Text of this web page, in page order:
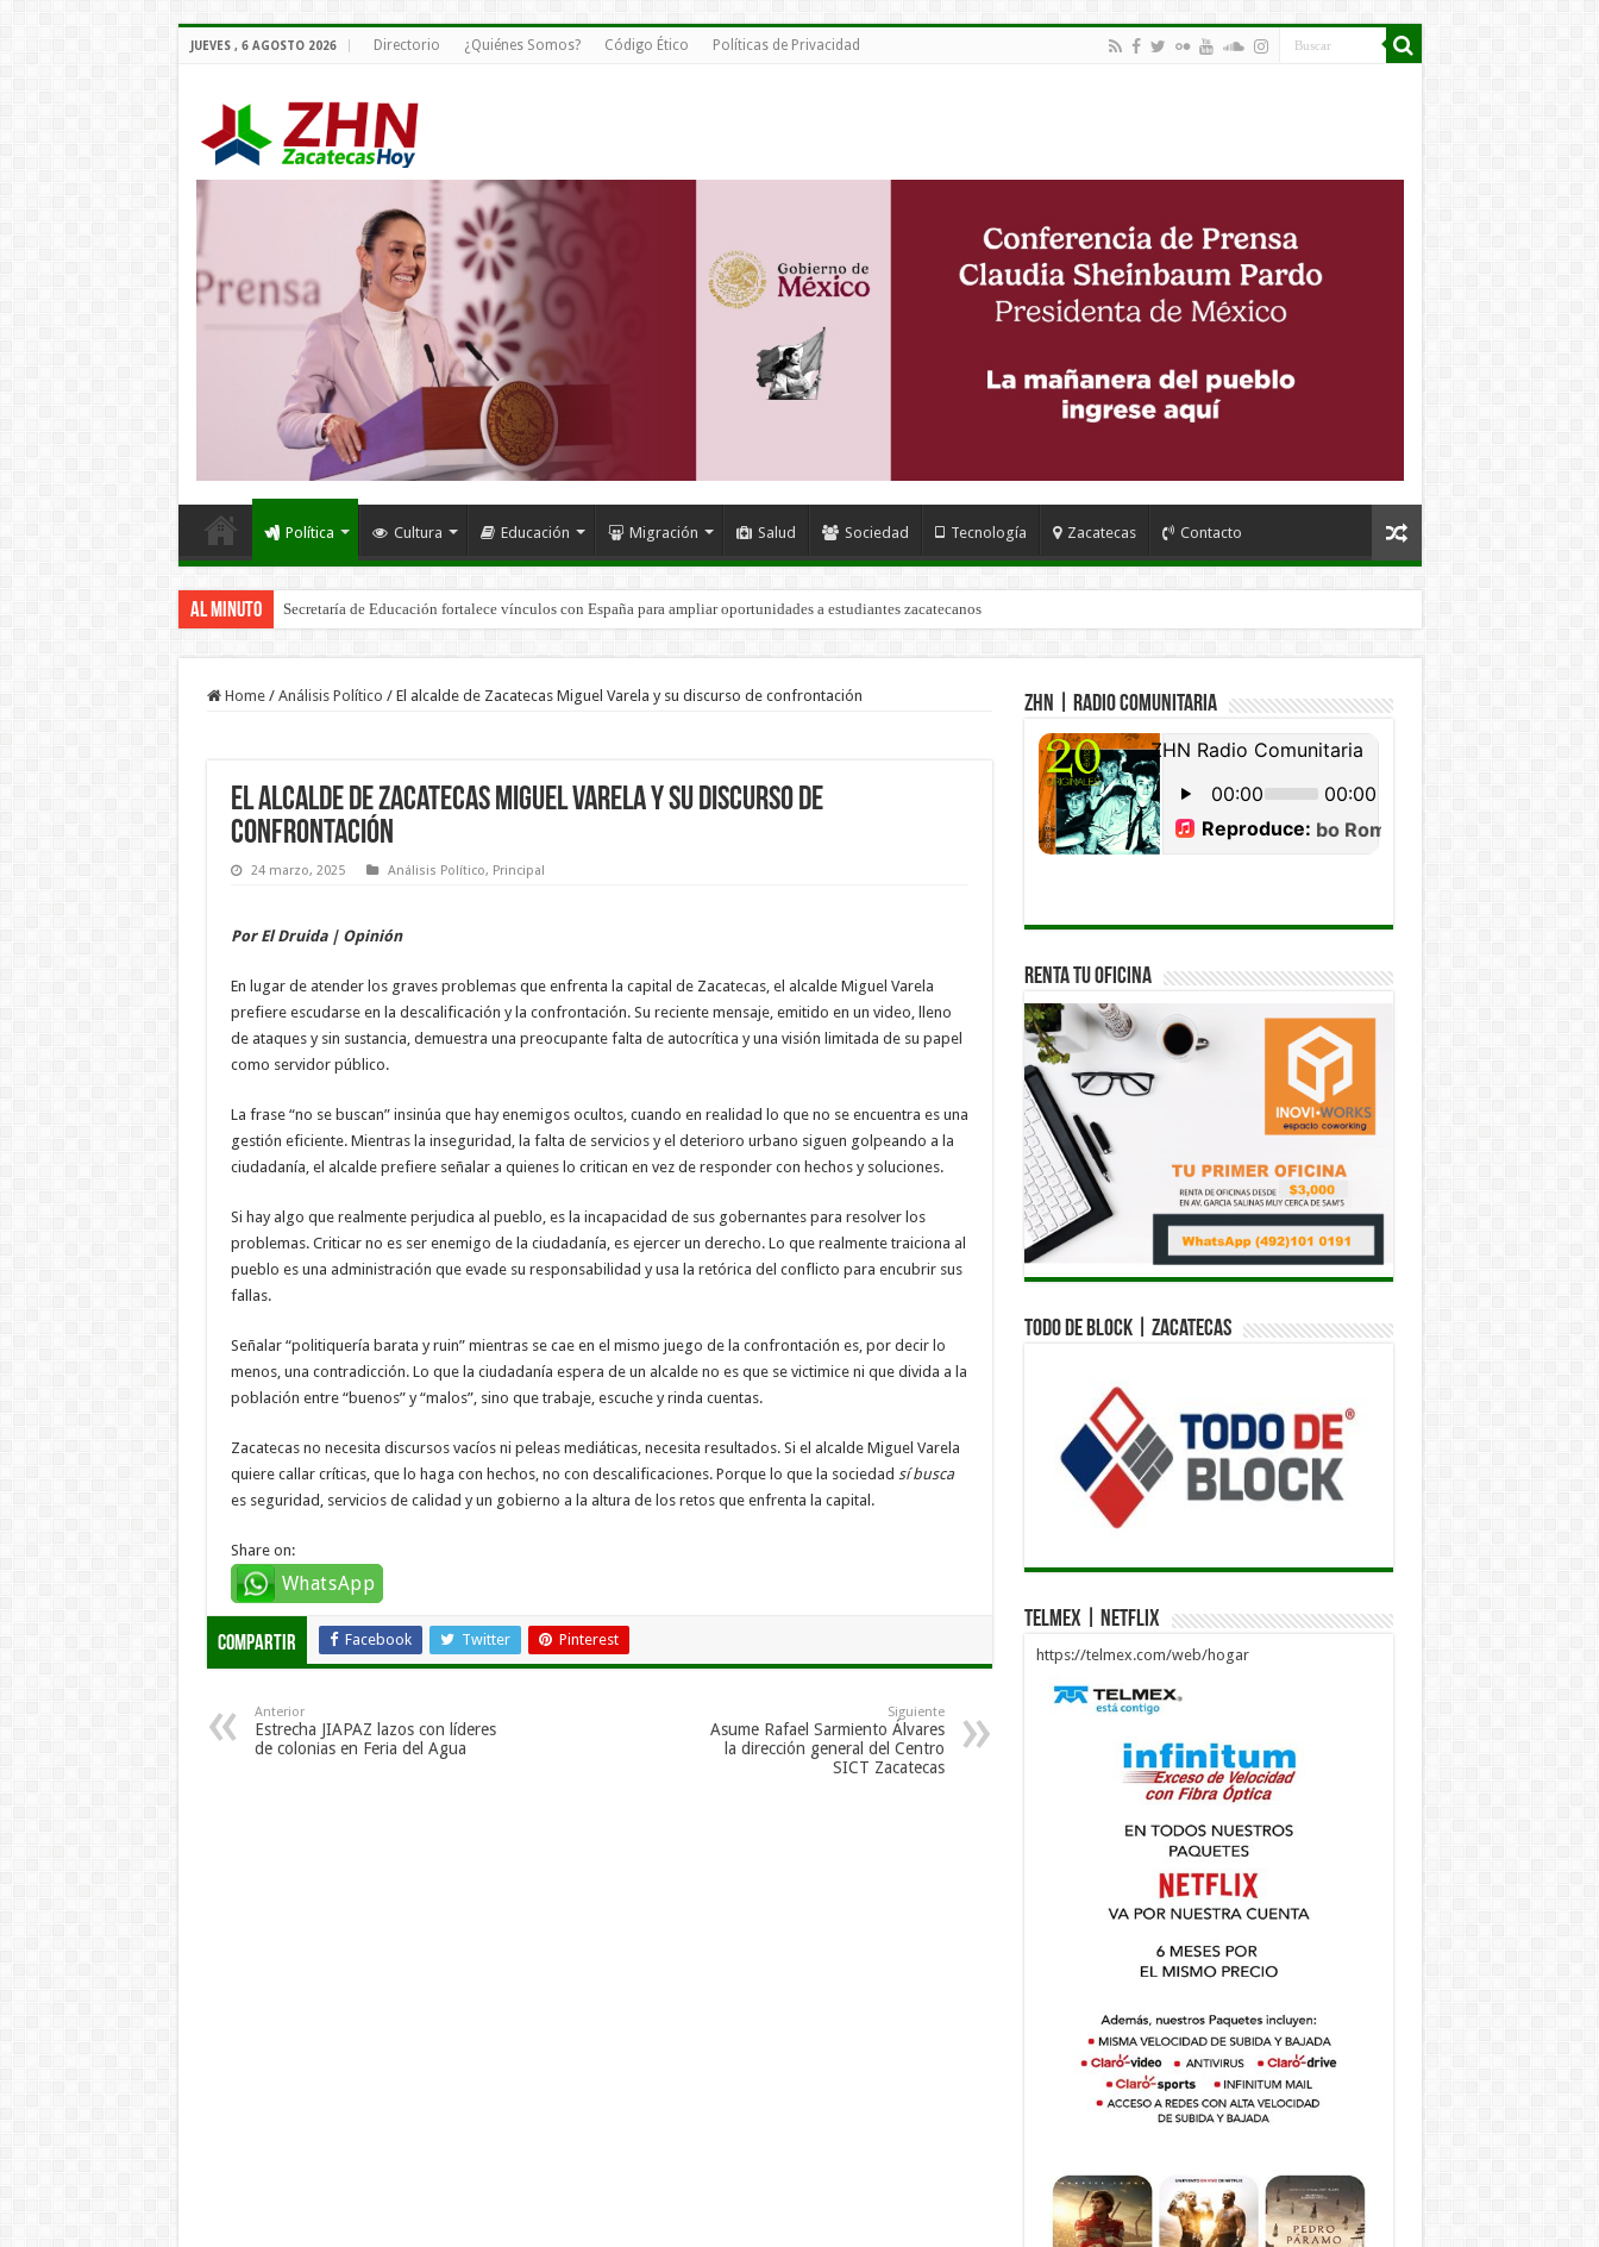
JUEVES , 6 AGOSTO 2026 Directorio ¿Quiénes Somos? Código Ético Políticas de Privacidad
Política Cultura Educación Migración Salud Sociedad Tecnología Zacatecas Contacto
Al Minuto Secretaría de Educación fortalece vínculos con España para ampliar oportunidades a estudiantes zacatecanos
Home / Análisis Político / El alcalde de Zacatecas Miguel Varela y su discurso de confrontación
El alcalde de Zacatecas Miguel Varela y su discurso de
confrontación
24 marzo, 2025 Análisis Político, Principal
Por El Druida | Opinión
En lugar de atender los graves problemas que enfrenta la capital de Zacatecas, el alcalde Miguel Varela
prefiere escudarse en la descalificación y la confrontación. Su reciente mensaje, emitido en un video, lleno
de ataques y sin sustancia, demuestra una preocupante falta de autocrítica y una visión limitada de su papel
como servidor público.
La frase “no se buscan” insinúa que hay enemigos ocultos, cuando en realidad lo que no se encuentra es una
gestión eficiente. Mientras la inseguridad, la falta de servicios y el deterioro urbano siguen golpeando a la
ciudadanía, el alcalde prefiere señalar a quienes lo critican en vez de responder con hechos y soluciones.
Si hay algo que realmente perjudica al pueblo, es la incapacidad de sus gobernantes para resolver los
problemas. Criticar no es ser enemigo de la ciudadanía, es ejercer un derecho. Lo que realmente traiciona al
pueblo es una administración que evade su responsabilidad y usa la retórica del conflicto para encubrir sus
fallas.
Señalar “politiquería barata y ruin” mientras se cae en el mismo juego de la confrontación es, por decir lo
menos, una contradicción. Lo que la ciudadanía espera de un alcalde no es que se victimice ni que divida a la
población entre “buenos” y “malos”, sino que trabaje, escuche y rinda cuentas.
Zacatecas no necesita discursos vacíos ni peleas mediáticas, necesita resultados. Si el alcalde Miguel Varela
quiere callar críticas, que lo haga con hechos, no con descalificaciones. Porque lo que la sociedad sí busca
es seguridad, servicios de calidad y un gobierno a la altura de los retos que enfrenta la capital.
Share on:
WhatsApp
Compartir Facebook Twitter Pinterest
Anterior
Estrecha JIAPAZ lazos con líderes
de colonias en Feria del Agua
Siguiente
Asume Rafael Sarmiento Álvares
la dirección general del Centro
SICT Zacatecas
ZHN | Radio Comunitaria
Renta tu Oficina
Todo de Block | Zacatecas
Telmex | Netflix
https://telmex.com/web/hogar